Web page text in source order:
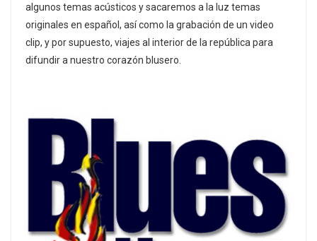
algunos temas acústicos y sacaremos a la luz temas
originales en español, así como la grabación de un video
clip, y por supuesto, viajes al interior de la república para
difundir a nuestro corazón blusero.